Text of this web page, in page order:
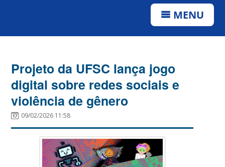
MENU
Projeto da UFSC lança jogo
digital sobre redes sociais e
violência de gênero
09/02/2026 11:58